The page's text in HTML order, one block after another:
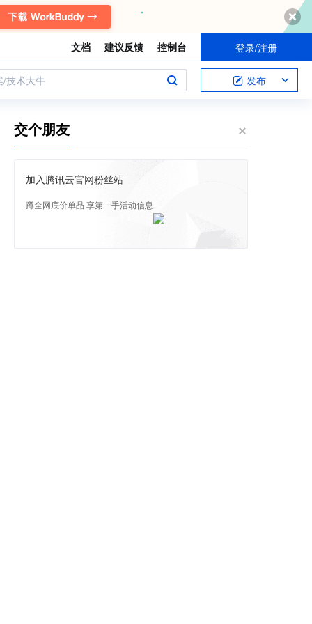
文档 建议反馈 控制台 登录/注册
/技术大牛 发布
交个朋友
加入腾讯云官网粉丝站
蹲全网底价单品 享第一手活动信息